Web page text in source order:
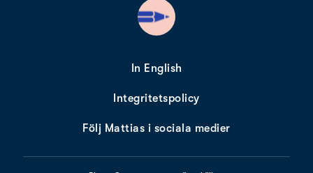
Ta chansen! Det är jag (Mattias) som skriver det, och
när du läser får du knep, verktyg och tankar som gör
copy me är alldeles gratis. Nära 10 000 får det redan.
In English
Integritetspolicy
Följ Mattias i sociala medier